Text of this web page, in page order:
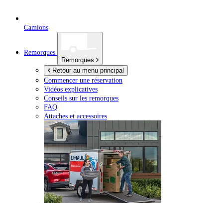
Camions
Remorques
Remorques
Retour au menu principal
Commencer une réservation
Vidéos explicatives
Conseils sur les remorques
FAQ
Attaches et accessoires